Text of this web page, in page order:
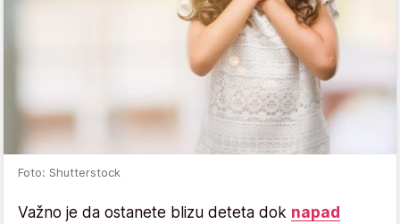
Foto: Shutterstock
Važno je da ostanete blizu deteta dok napad